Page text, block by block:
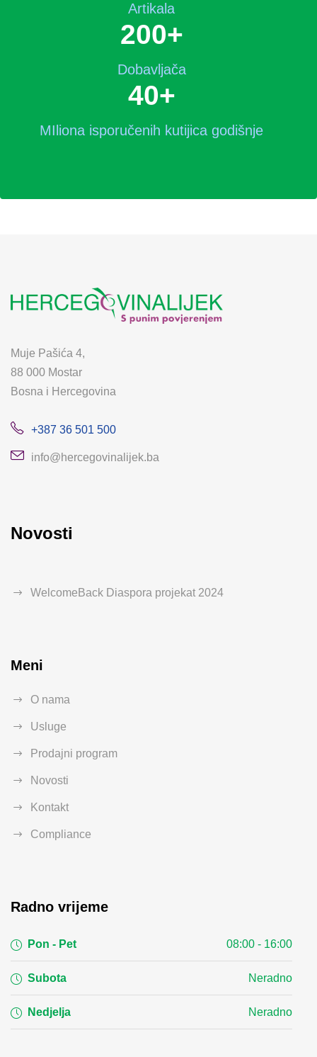
Artikala
200+
Dobavljača
40+
MIliona isporučenih kutijica godišnje
Muje Pašića 4,
88 000 Mostar
Bosna i Hercegovina
+387 36 501 500
info@hercegovinalijek.ba
Novosti
WelcomeBack Diaspora projekat 2024
Meni
O nama
Usluge
Prodajni program
Novosti
Kontakt
Compliance
Radno vrijeme
Pon - Pet 08:00 - 16:00
Subota Neradno
Nedjelja Neradno